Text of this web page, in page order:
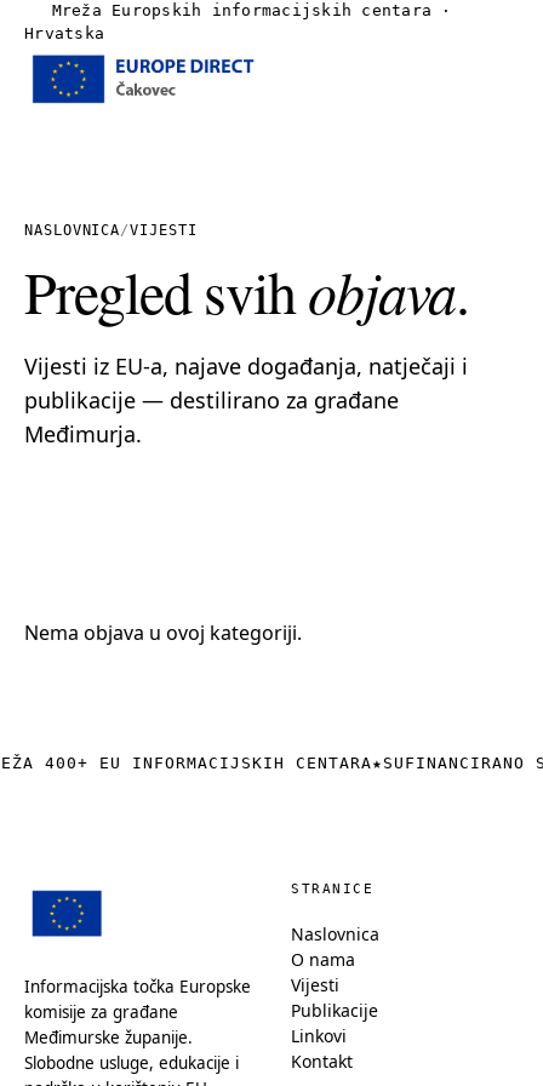
Mreža Europskih informacijskih centara ·
Hrvatska
Vijesti
Linkovi
NASLOVNICA/VIJESTI
Pregled svihobjava.
Vijesti iz EU-a, najave događanja, natječaji i
publikacije — destilirano za građane
Međimurja.
Nema objava u ovoj kategoriji.
400+ EU INFORMACIJSKIH CENTARA★ SUFINANCIRANO
Informacijska točka Europske
komisije za građane
Međimurske županije.
Slobodne usluge, edukacije i
STRANICE
Naslovnica
O nama
Vijesti
Publikacije
Linkovi
Kontakt